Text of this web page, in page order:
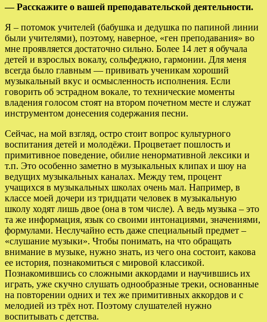
— Расскажите о вашей преподавательской деятельности.
Я – потомок учителей (бабушка и дедушка по папиной линии
были учителями), поэтому, наверное, «ген преподавания» во
мне проявляется достаточно сильно. Более 14 лет я обучала
детей и взрослых вокалу, сольфеджио, гармонии. Для меня
всегда было главным — прививать ученикам хороший
музыкальный вкус и осмысленность исполнения. Если
говорить об эстрадном вокале, то технические моменты
владения голосом стоят на втором почетном месте и служат
инструментом донесения содержания песни.
Сейчас, на мой взгляд, остро стоит вопрос культурного
воспитания детей и молодёжи. Процветает пошлость и
примитивное поведение, обилие ненормативной лексики и
т.п. Это особенно заметно в музыкальных клипах и шоу на
ведущих музыкальных каналах. Между тем, процент
учащихся в музыкальных школах очень мал. Например, в
классе моей дочери из тридцати человек в музыкальную
школу ходят лишь двое (она в том числе). А ведь музыка – это
та же информация, язык со своими интонациями, значениями,
формулами. Неслучайно есть даже специальный предмет –
«слушание музыки». Чтобы понимать, на что обращать
внимание в музыке, нужно знать, из чего она состоит, какова
ее история, познакомиться с мировой классикой.
Познакомившись со сложными аккордами и научившись их
играть, уже скучно слушать однообразные треки, основанные
на повторении одних и тех же примитивных аккордов и с
мелодией из трёх нот. Поэтому слушателей нужно
воспитывать с детства.